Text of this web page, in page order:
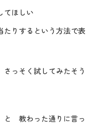
てほしい
りするという方法で表
っそく試してみたそう
と 教わった通りに言っ